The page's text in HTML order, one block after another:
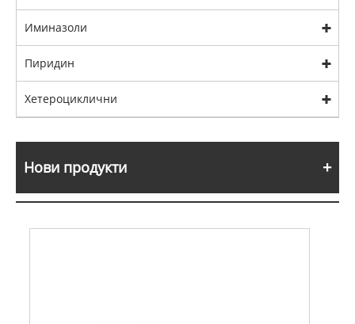
Иминазоли
Пиридин
Хетероциклични
Нови продукти